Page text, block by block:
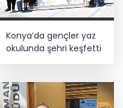
Konya’da gençler yaz
okulunda şehri keşfetti